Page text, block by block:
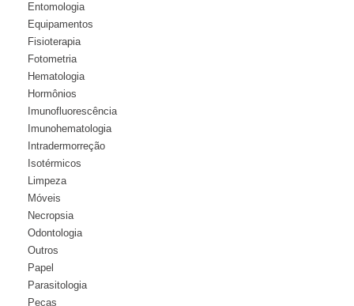
Entomologia
Equipamentos
Fisioterapia
Fotometria
Hematologia
Hormônios
Imunofluorescência
Imunohematologia
Intradermorreção
Isotérmicos
Limpeza
Móveis
Necropsia
Odontologia
Outros
Papel
Parasitologia
Peças